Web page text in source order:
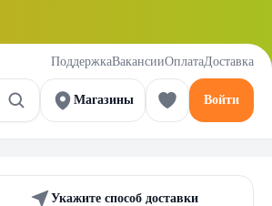
ПоддержкаВакансииОплатаДоставка
Магазины Войти
Укажите способ доставки